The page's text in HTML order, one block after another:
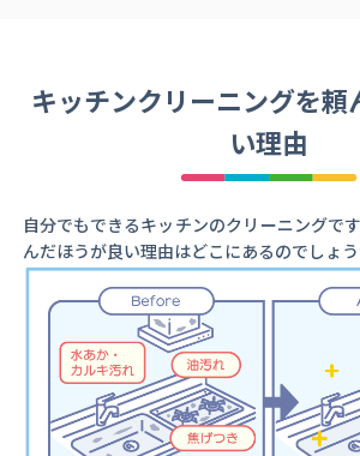
キッチンクリーニングを頼
い理由
自分でもできるキッチンのクリーニングで
んだほうが良い理由はどこにあるのでしょう